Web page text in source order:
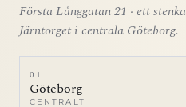
Första Långgatan 21 · ett
Järntorget i centrala Göteborg.
01
Göteborg
CENTRALT